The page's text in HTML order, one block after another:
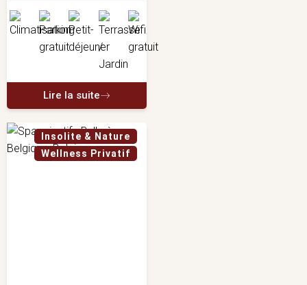
Lire la suite
Insolite & Nature
Wellness Privatif